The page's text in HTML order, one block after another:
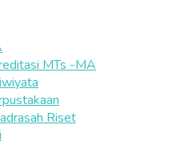
MTs -MA
Riset